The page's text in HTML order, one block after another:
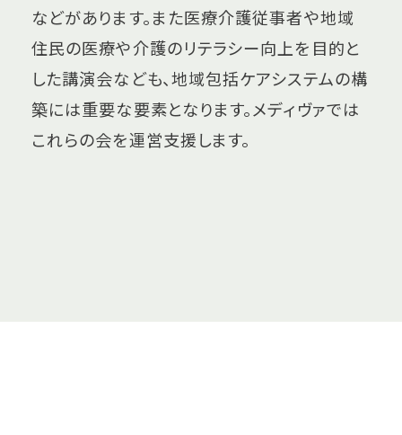
などがあります。また医療介護従事者や地域
住民の医療や介護のリテラシー向上を目的と
した講演会なども、地域包括ケアシステムの構
築には重要な要素となります。メディヴァでは
これらの会を運営支援します。